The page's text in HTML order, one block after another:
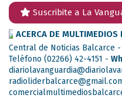
Suscribite a La
ACERCA DE MULTIMEDIOS
Central de Noticias Balcarce
Teléfono (02266) 42-4151 -